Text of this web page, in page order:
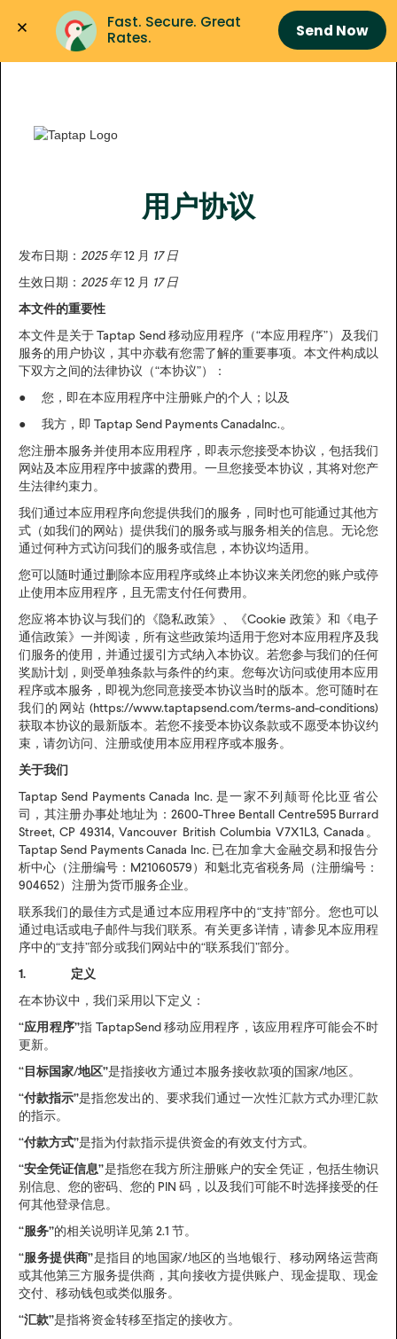
Fast. Secure. Great
Rates.
Send Now
用户协议
发布日期： 2025 年12 月 17 日
生效日期： 2025 年12 月 17 日
本文件的重要性
本文件是关于 Taptap Send 移动应用程序（“本应用程序”）及我们
服务的用户协议，其中亦载有您需了解的重要事项。本文件构成以
下双方之间的法律协议（“本协议”）：
● 您，即在本应用程序中注册账户的个人；以及
● 我方，即 Taptap Send Payments CanadaInc.。
您注册本服务并使用本应用程序，即表示您接受本协议，包括我们
网站及本应用程序中披露的费用。一旦您接受本协议，其将对您产
生法律约束力。
我们通过本应用程序向您提供我们的服务，同时也可能通过其他方
式（如我们的网站）提供我们的服务或与服务相关的信息。无论您
通过何种方式访问我们的服务或信息，本协议均适用。
您可以随时通过删除本应用程序或终止本协议来关闭您的账户或停
止使用本应用程序，且无需支付任何费用。
您应将本协议与我们的《隐私政策》、《Cookie 政策》和《电子
通信政策》一并阅读，所有这些政策均适用于您对本应用程序及我
们服务的使用，并通过援引方式纳入本协议。若您参与我们的任何
奖励计划，则受单独条款与条件的约束。您每次访问或使用本应用
程序或本服务，即视为您同意接受本协议当时的版本。您可随时在
我们的网站 (https://www.taptapsend.com/terms-and-conditions)
获取本协议的最新版本。若您不接受本协议条款或不愿受本协议约
束，请勿访问、注册或使用本应用程序或本服务。
关于我们
Taptap Send Payments Canada Inc. 是一家不列颠哥伦比亚省公
司，其注册办事处地址为：2600-Three Bentall Centre595 Burrard
Street, CP 49314, Vancouver British Columbia V7X1L3, Canada。
Taptap Send Payments Canada Inc. 已在加拿大金融交易和报告分
析中心（注册编号：M21060579）和魁北克省税务局（注册编号：
904652）注册为货币服务企业。
联系我们的最佳方式是通过本应用程序中的“支持”部分。您也可以
通过电话或电子邮件与我们联系。有关更多详情，请参见本应用程
序中的“支持”部分或我们网站中的“联系我们”部分。
1. 定义
在本协议中，我们采用以下定义：
“应用程序”指 TaptapSend 移动应用程序，该应用程序可能会不时
更新。
“目标国家/地区”是指接收方通过本服务接收款项的国家/地区。
“付款指示”是指您发出的、要求我们通过一次性汇款方式办理汇款
的指示。
“付款方式”是指为付款指示提供资金的有效支付方式。
“安全凭证信息”是指您在我方所注册账户的安全凭证，包括生物识
别信息、您的密码、您的 PIN 码，以及我们可能不时选择接受的任
何其他登录信息。
“服务”的相关说明详见第 2.1 节。
“服务提供商”是指目的地国家/地区的当地银行、移动网络运营商
或其他第三方服务提供商，其向接收方提供账户、现金提取、现金
交付、移动钱包或类似服务。
“汇款”是指将资金转移至指定的接收方。